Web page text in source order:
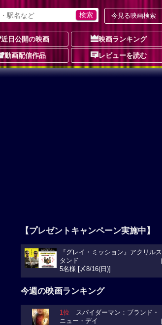
今見る映画検索
近日公開の映画 映画ランキング
動画配信作品 レビューを読む
【プレゼントキャンペーン実施中】
『グレイ・ミッション』アクリルス
タンド
5名様 [〆8/16(日)]
今週の映画ランキング
1位 スパイダーマン：ブランド・
ニュー・デイ